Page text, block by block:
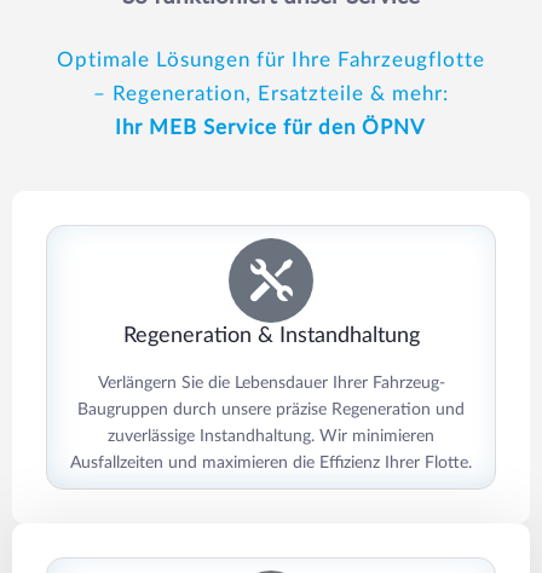
Optimale Lösungen für Ihre Fahrzeugflotte
– Regeneration, Ersatzteile & mehr:
Ihr MEB Service für den ÖPNV
Regeneration & Instandhaltung
Verlängern Sie die Lebensdauer Ihrer Fahrzeug-
Baugruppen durch unsere präzise Regeneration und
zuverlässige Instandhaltung. Wir minimieren
Ausfallzeiten und maximieren die Effizienz Ihrer Flotte.